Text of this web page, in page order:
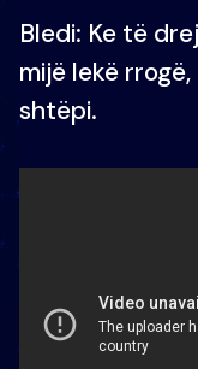
Bledi: Ke të
mijë lekë
shtëpi.